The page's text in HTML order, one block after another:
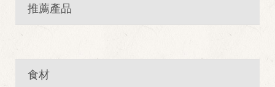
推薦產品
食材